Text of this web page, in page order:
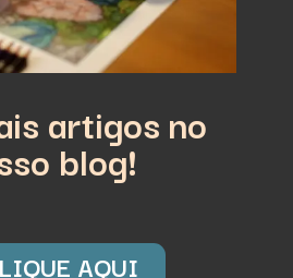
artigos no
blog!
AQUI